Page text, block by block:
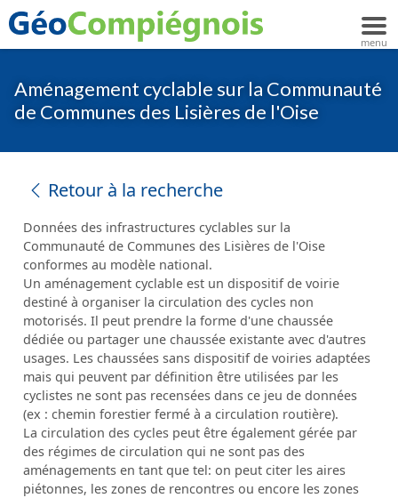
Aménagement cyclable sur la Communauté
de Communes des Lisières de l'Oise
Retour à la recherche
Données des infrastructures cyclables sur la
Communauté de Communes des Lisières de l'Oise
conformes au modèle national.
Un aménagement cyclable est un dispositif de voirie
destiné à organiser la circulation des cycles non
motorisés. Il peut prendre la forme d'une chaussée
dédiée ou partager une chaussée existante avec d'autres
usages. Les chaussées sans dispositif de voiries adaptées
mais qui peuvent par définition être utilisées par les
cyclistes ne sont pas recensées dans ce jeu de données
(ex : chemin forestier fermé à a circulation routière).
La circulation des cycles peut être également gérée par
des régimes de circulation qui ne sont pas des
aménagements en tant que tel: on peut citer les aires
piétonnes, les zones de rencontres ou encore les zones